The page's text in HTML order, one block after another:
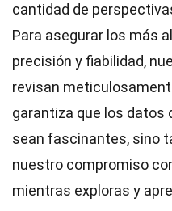
cantidad de
Para asegurar los más
precisión y fiabilidad,
revisan
garantiza que los datos
sean fascinantes, sino
nuestro compromiso
mientras exploras y